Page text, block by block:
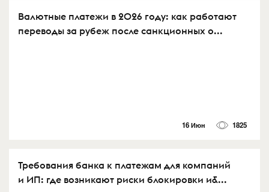
Валютные платежи в 2026 году: как работают
переводы за рубеж после санкционных о...
16 Июн 1825
Требования банка к платежам для компаний
и ИП: где возникают риски блокировки и&...